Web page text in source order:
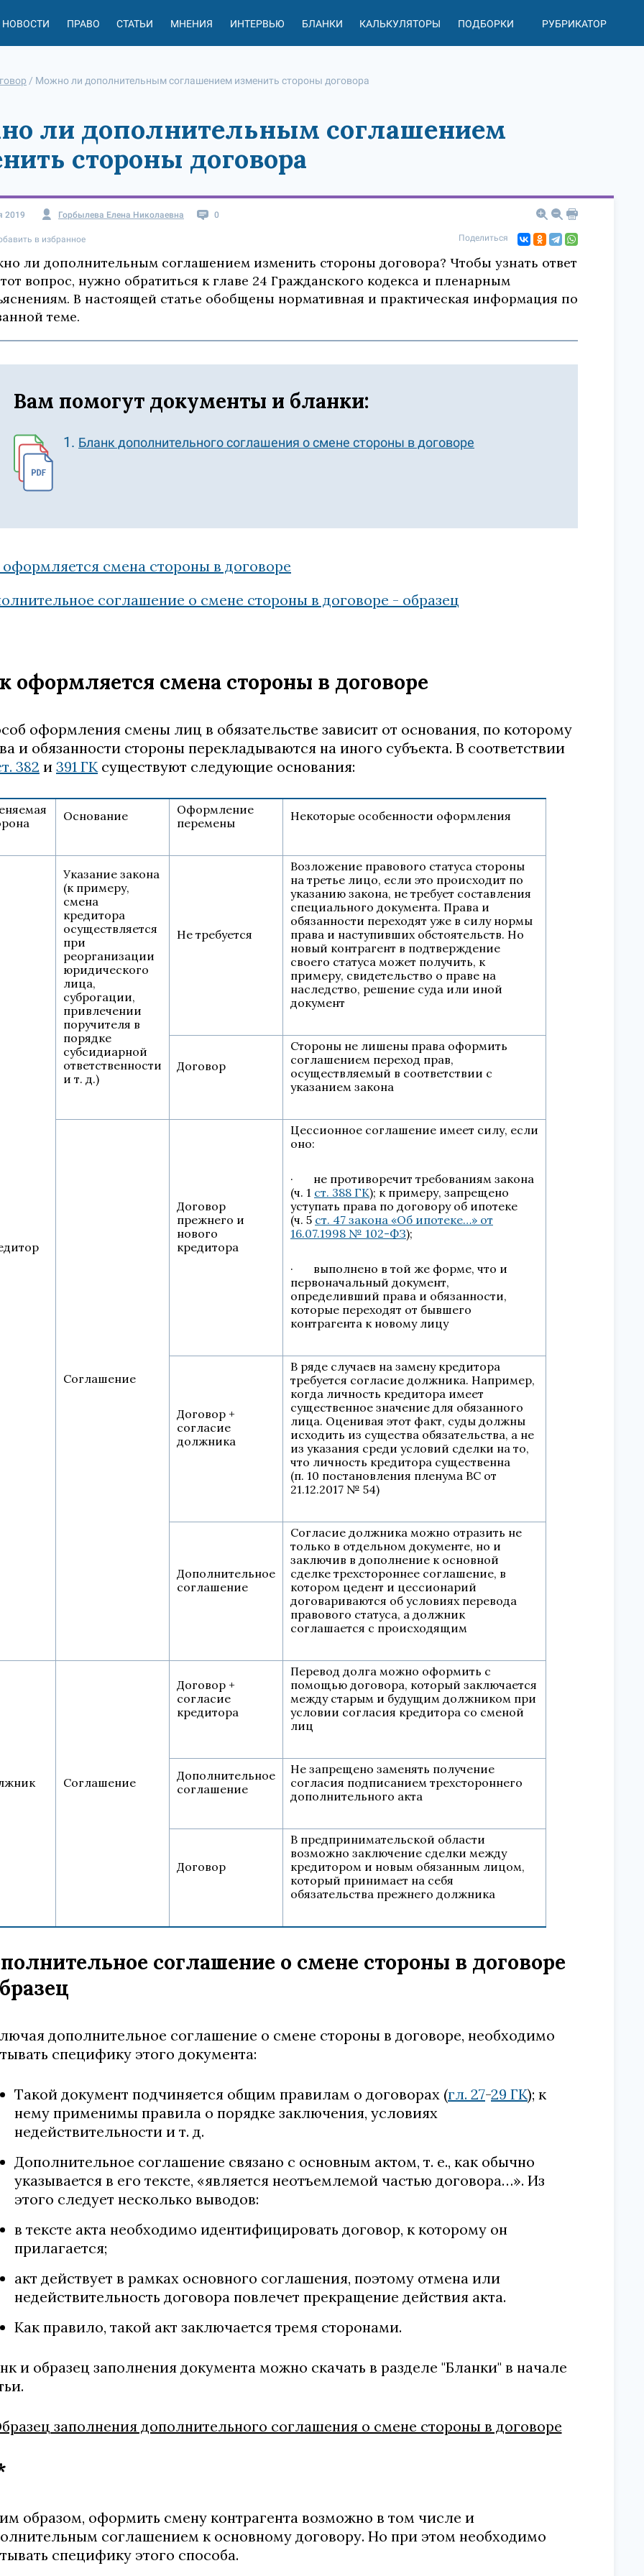
НОВОСТИ ПРАВО СТАТЬИ МНЕНИЯ ИНТЕРВЬЮ БЛАНКИ КАЛЬКУЛЯТОРЫ ПОДБОРКИ РУБРИКАТОР
/ Можно ли дополнительным соглашением изменить стороны договора
ли дополнительным соглашением
стороны договора
2019 Горбылева Елена Николаевна 0
в избранное Поделиться
ли дополнительным соглашением изменить стороны договора? Чтобы узнать ответ
вопрос, нужно обратиться к главе 24 Гражданского кодекса и пленарным
В настоящей статье обобщены нормативная и практическая информация по
теме.
Вам помогут документы и бланки:
Бланк дополнительного соглашения о смене стороны в договоре
оформляется смена стороны в договоре
соглашение о смене стороны в договоре - образец
оформляется смена стороны в договоре
оформления смены лиц в обязательстве зависит от основания, по которому
и обязанности стороны перекладываются на иного субъекта. В соответствии
382 и 391 ГКсуществуют следующие основания:
Основание
Оформление
перемены
Некоторые особенности оформления
Указание закона
(к примеру,
смена
кредитора
осуществляется
при
реорганизации
юридического
лица,
суброгации,
привлечении
поручителя в
порядке
субсидиарной
ответственности
и т. д.)
Не требуется
Возложение правового статуса стороны
на третье лицо, если это происходит по
указанию закона, не требует составления
специального документа. Права и
обязанности переходят уже в силу нормы
права и наступивших обстоятельств. Но
новый контрагент в подтверждение
своего статуса может получить, к
примеру, свидетельство о праве на
наследство, решение суда или иной
документ
Договор
Стороны не лишены права оформить
соглашением переход прав,
осуществляемый в соответствии с
указанием закона
Соглашение
Договор
прежнего и
нового
кредитора
Цессионное соглашение имеет силу, если
оно:
· не противоречит требованиям закона
(ч. 1 ст. 388 ГК); к примеру, запрещено
уступать права по договору об ипотеке
(ч. 5 ст. 47 закона «Об ипотеке…» от
16.07.1998 № 102-ФЗ);
· выполнено в той же форме, что и
первоначальный документ,
определивший права и обязанности,
которые переходят от бывшего
контрагента к новому лицу
Договор +
согласие
должника
В ряде случаев на замену кредитора
требуется согласие должника. Например,
когда личность кредитора имеет
существенное значение для обязанного
лица. Оценивая этот факт, суды должны
исходить из существа обязательства, а не
из указания среди условий сделки на то,
что личность кредитора существенна
(п. 10 постановления пленума ВС от
21.12.2017 № 54)
Дополнительное
соглашение
Согласие должника можно отразить не
только в отдельном документе, но и
заключив в дополнение к основной
сделке трехстороннее соглашение, в
котором цедент и цессионарий
договариваются об условиях перевода
правового статуса, а должник
соглашается с происходящим
Соглашение
Договор +
согласие
кредитора
Перевод долга можно оформить с
помощью договора, который заключается
между старым и будущим должником при
условии согласия кредитора со сменой
лиц
Дополнительное
соглашение
Не запрещено заменять получение
согласия подписанием трехстороннего
дополнительного акта
Договор
В предпринимательской области
возможно заключение сделки между
кредитором и новым обязанным лицом,
который принимает на себя
обязательства прежнего должника
соглашение о смене стороны в договоре
дополнительное соглашение о смене стороны в договоре, необходимо
специфику этого документа:
Такой документ подчиняется общим правилам о договорах (гл. 27-29 ГК); к
нему применимы правила о порядке заключения, условиях
недействительности и т. д.
Дополнительное соглашение связано с основным актом, т. е., как обычно
указывается в его тексте, «является неотъемлемой частью договора…». Из
этого следует несколько выводов:
в тексте акта необходимо идентифицировать договор, к которому он
прилагается;
акт действует в рамках основного соглашения, поэтому отмена или
недействительность договора повлечет прекращение действия акта.
Как правило, такой акт заключается тремя сторонами.
и образец заполнения документа можно скачать в разделе "Бланки" в начале
заполнения дополнительного соглашения о смене стороны в договоре
образом, оформить смену контрагента возможно в том числе и
соглашением к основному договору. Но при этом необходимо
специфику этого способа.